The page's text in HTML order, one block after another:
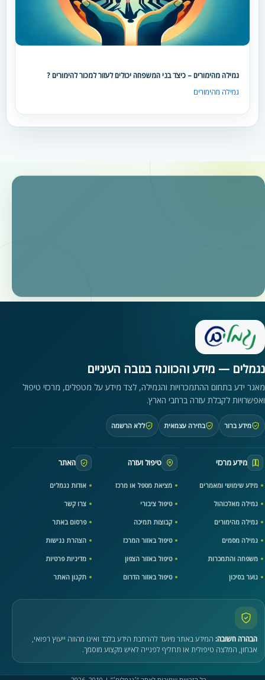
גמילה מהימורים – כיצד בני המשפחה יכולים לעזור למכור להימורים ?
גמילה מהימורים
נגמלים — מידע והכוונה בגובה העיניים
מאגר ידע בתחום ההתמכרויות והגמילה, לצד מידע על מטפלים, מרכזי טיפול
ואפשרויות לקבלת עזרה ברחבי הארץ.
מידע ברור בחירה עצמאית ללא הרשמה
מידע מרכזי
מידע שימושי ומאמרים
גמילה מאלכוהול
גמילה מהימורים
גמילה מסמים
משפחה והתמכרות
נוער בסיכון
טיפול ועזרה
מציאת מטפל או מרכז
טיפול ציבורי
קבוצות תמיכה
טיפול באזור המרכז
טיפול באזור הצפון
טיפול באזור הדרום
האתר
אודות נגמלים
צרו קשר
פרסום באתר
הצהרת נגישות
מדיניות פרטיות
תקנון האתר
הבהרה חשובה: המידע באתר מיועד להרחבת הידע בלבד ואינו מהווה ייעוץ רפואי,
אבחון, המלצה טיפולית או תחליף לפנייה לאיש מקצוע מוסמך.